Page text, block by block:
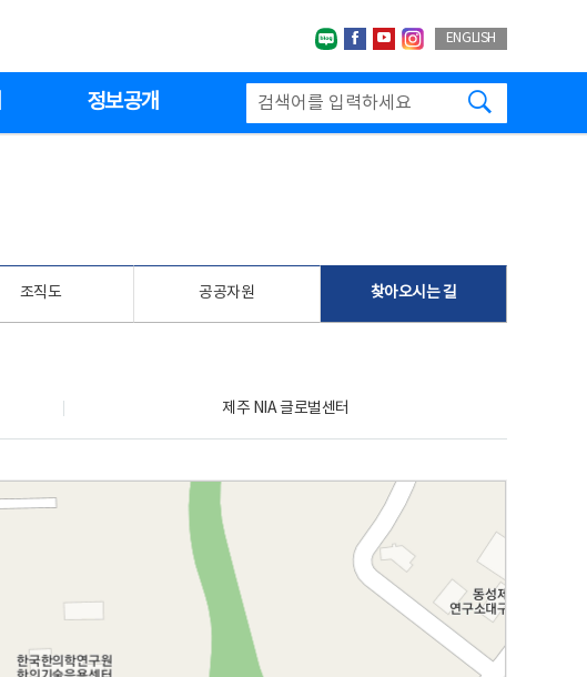
네이버블로그
페이스북
유투브인스타그랩
ENGLISH
정보공개
조직도 공공자원 찾아오시는 길
제주 NIA 글로벌센터